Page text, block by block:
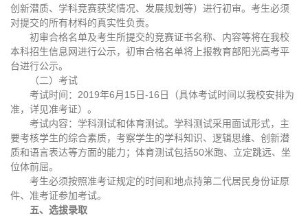
创新潜质、学科竞赛获奖情况、发展规划等）进行初审。考生必须
对提交的所有材料的真实性负责。
初审合格名单及考生所提交的竞赛证书名称、内容等将在我校
本科招生信息网进行公示，初审合格名单将上报教育部阳光高考平
台进行公示。
（二）考试
考试时间：2019年6月15日-16日（具体考试时间以我校安排为
准，详见准考证）。
考试内容：学科测试和体育测试。学科测试采用面试形式，主
要考核学生的综合素质，考察学生的学科知识、逻辑思维、创新潜
质和语言表达等方面的能力；体育测试包括50米跑、立定跳远、坐
位体前屈。
考生必须按照准考证规定的时间和地点持第二代居民身份证原
件、准考证参加考试。
五、选拔录取